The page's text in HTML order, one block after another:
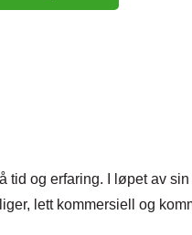
og erfaring. I løpet av
lett kommersiell og